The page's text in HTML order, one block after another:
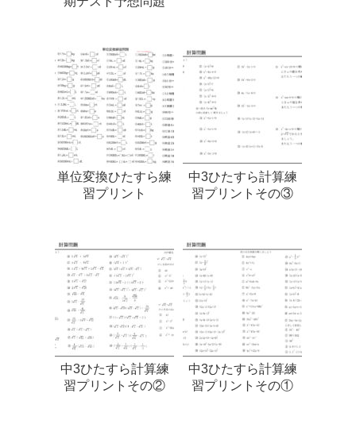
単位変換ひたすら練
習プリント
中3ひたすら計算練
習プリントその③
中3ひたすら計算練
習プリントその②
中3ひたすら計算練
習プリントその①